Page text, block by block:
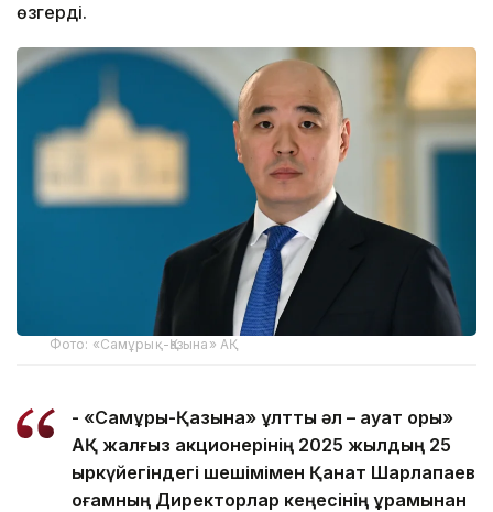
өзгерді.
Фото: «Самұрық-Қазына» АҚ
- «Самұрық-Қазына» ұлттық әл – ауқат қоры»
АҚ жалғыз акционерінің 2025 жылдың 25
қыркүйегіндегі шешімімен Қанат Шарлапаев
қоғамның Директорлар кеңесінің құрамынан